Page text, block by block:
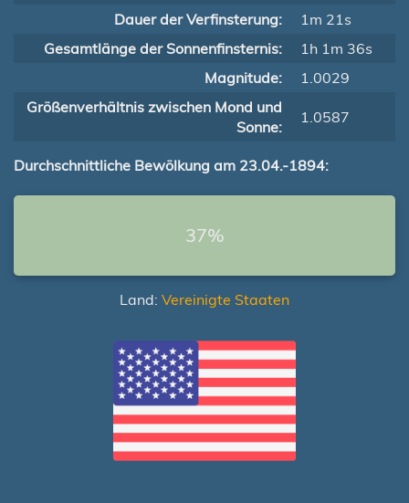
Dauer der Verfinsterung:
1m 21s
Gesamtlänge der Sonnenfinsternis:
1h 1m 36s
Magnitude:
1.0029
Größenverhältnis zwischen Mond und
Sonne:
1.0587
Durchschnittliche Bewölkung am 23.04.-1894:
37%
Land: Vereinigte Staaten